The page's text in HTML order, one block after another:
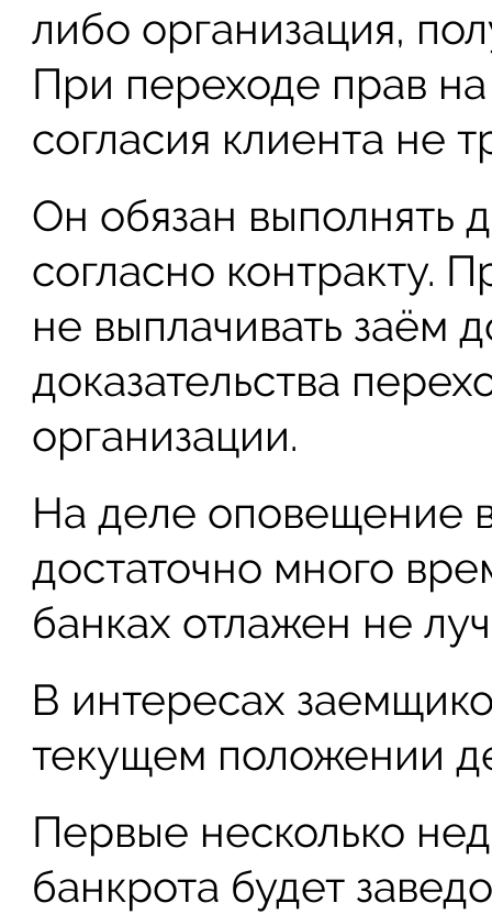
либо организация,
При переходе прав
согласия клиента не
Он обязан выполнять
согласно контракту.
не выплачивать заём
доказательства
организации.
На деле оповещение
достаточно много
банках отлажен не
В интересах
текущем положении
Первые несколько
банкрота будет